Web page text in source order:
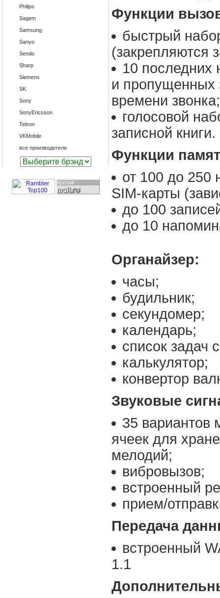
Philips
Sagem
Samsung
Sanyo
Sendo
Sharp
Siemens
SK
Sony
SonyEricsson
Telson
VKMobile
все производители
Функции
быстрый
(закрепляются
10 последних
и пропущенных
времени звонка;
голосовой
записной книги.
Функции
от 100 до 250
SIM-карты
до 100
до 10
Органайзер:
часы;
будильник;
секундомер;
календарь;
список задач
калькулятор;
конвертор
Звуковые
35 вариантов
ячеек для
мелодий;
вибровызов;
встроенный
прием/
Передача
встроенный
1.1